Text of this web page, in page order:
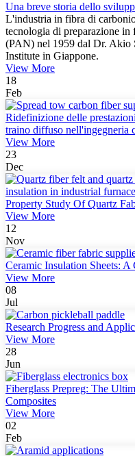
Una breve storia dello
L'industria in fibra di
tecnologia di preparazione
(PAN) nel 1959 dal Dr. Akio
Institute in Giappone.
View More
18
Feb
Ridefinizione delle
traino diffuso nell'ingegneria
View More
23
Dec
Property Study Of Quartz
View More
12
Nov
Ceramic Insulation Sheets: A
View More
08
Jul
Research Progress and
View More
28
Jun
Fiberglass Prepreg: The
Composites
View More
02
Feb